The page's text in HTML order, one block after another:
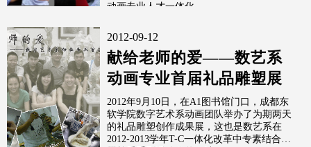
动画专业人才一体化
2012-09-12
献给老师的爱——数艺系
动画专业首届礼品雕塑展
2012年9月10日，在A1图书馆门口，成都东
软学院数字艺术系动画团队举办了为期两天
的礼品雕塑创作成果展，这也是数艺系在
2012-2013学年T-C一体化改革中专素结合专